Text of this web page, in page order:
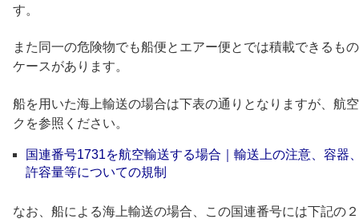
す。
また同一の危険物でも船便とエアー便とでは積載できるも
ケースがあります。
船を用いた海上輸送の場合は下表の通りとなりますが、航
クを参照ください。
国連番号1731を航空輸送する場合｜輸送上の注意、容器
許容量等についての規制
なお、船による海上輸送の場合、この国連番号には下記の